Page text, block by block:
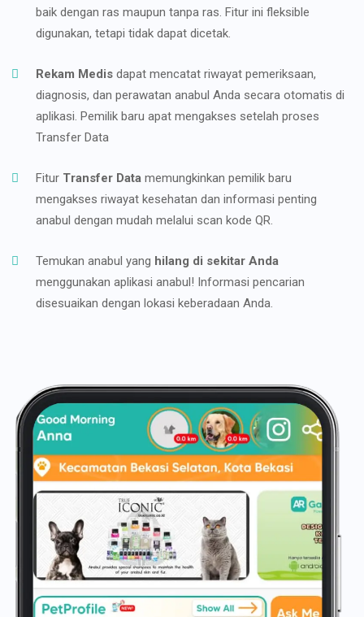
baik dengan ras maupun tanpa ras. Fitur ini fleksible
digunakan, tetapi tidak dapat dicetak.
Rekam Medis dapat mencatat riwayat pemeriksaan,
diagnosis, dan perawatan anabul Anda secara otomatis di
aplikasi. Pemilik baru apat mengakses setelah proses
Transfer Data
Fitur Transfer Data memungkinkan pemilik baru
mengakses riwayat kesehatan dan informasi penting
anabul dengan mudah melalui scan kode QR.
Temukan anabul yang hilang di sekitar Anda
menggunakan aplikasi anabul! Informasi pencarian
disesuaikan dengan lokasi keberadaan Anda.